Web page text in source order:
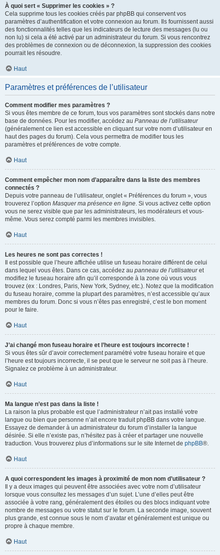
À quoi sert « Supprimer les cookies » ?
Cela supprime tous les cookies créés par phpBB qui conservent vos
paramètres d’authentification et votre connexion au forum. Ils fournissent aussi
des fonctionnalités telles que les indicateurs de lecture des messages (lu ou
non lu) si cela a été activé par un administrateur du forum. Si vous rencontrez
des problèmes de connexion ou de déconnexion, la suppression des cookies
pourrait les résoudre.
Haut
Paramètres et préférences de l’utilisateur
Comment modifier mes paramètres ?
Si vous êtes membre de ce forum, tous vos paramètres sont stockés dans notre
base de données. Pour les modifier, accédez au Panneau de l’utilisateur
(généralement ce lien est accessible en cliquant sur votre nom d’utilisateur en
haut des pages du forum). Cela vous permettra de modifier tous les
paramètres et préférences de votre compte.
Haut
Comment empêcher mon nom d’apparaître dans la liste des membres
connectés ?
Depuis votre panneau de l’utilisateur, onglet « Préférences du forum », vous
trouverez l’option Masquer ma présence en ligne. Si vous activez cette option
vous ne serez visible que par les administrateurs, les modérateurs et vous-
même. Vous serez compté parmi les membres invisibles.
Haut
Les heures ne sont pas correctes !
Il est possible que l’heure affichée utilise un fuseau horaire différent de celui
dans lequel vous êtes. Dans ce cas, accédez au panneau de l’utilisateuret
modifiez le fuseau horaire afin qu’il corresponde à la zone où vous vous
trouvez (ex : Londres, Paris, New York, Sydney, etc.). Notez que la modification
du fuseau horaire, comme la plupart des paramètres, n’est accessible qu’aux
membres du forum. Donc si vous n’êtes pas enregistré, c’est le bon moment
pour le faire.
Haut
J’ai changé mon fuseau horaire et l’heure est toujours incorrecte !
Si vous êtes sûr d’avoir correctement paramétré votre fuseau horaire et que
l’heure est toujours incorrecte, il se peut que le serveur ne soit pas à l’heure.
Signalez ce problème à un administrateur.
Haut
Ma langue n’est pas dans la liste !
La raison la plus probable est que l’administrateur n’ait pas installé votre
langue ou bien que personne n’ait encore traduit phpBB dans votre langue.
Essayez de demander à un administrateur du forum d’installer la langue
désirée. Si elle n’existe pas, n’hésitez pas à créer et partager une nouvelle
traduction. Vous trouverez plus d’informations sur le site Internet de phpBB®.
Haut
A quoi correspondent les images à proximité de mon nom d’utilisateur ?
Il y a deux images qui peuvent être associées avec votre nom d’utilisateur
lorsque vous consultez les messages d’un sujet. L’une d’elles peut être
associée à votre rang, généralement des étoiles ou des blocs indiquant votre
nombre de messages ou votre statut sur le forum. La seconde image, souvent
plus grande, est connue sous le nom d’avatar et généralement est unique ou
propre à chaque membre.
Haut